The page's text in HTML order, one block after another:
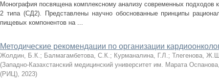
Монография посвящена комплексному анализу современных подходов
2 типа (СД2). Представлены научно обоснованные принципы
пищевых компонентов на ...
Методические рекомендации по организации
Жолдин, Б.К.; Балмагамбетова, С.К.; Курманалина, Г.Л.; Тлегенова,
(Западно-Казахстанский медицинский университет им. Марата
(РИЦ), 2023)